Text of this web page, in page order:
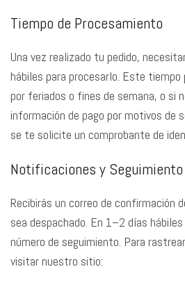
Tiempo de Procesamiento
Una vez realizado tu pedido,
hábiles para procesarlo. Este
por feriados o fines de semana, o si
información de pago por motivos de
se te solicite un comprobante de
Notificaciones y Seguimiento
Recibirás un correo de confirmación
sea despachado. En 1–2 días
número de seguimiento. Para
visitar nuestro sitio: